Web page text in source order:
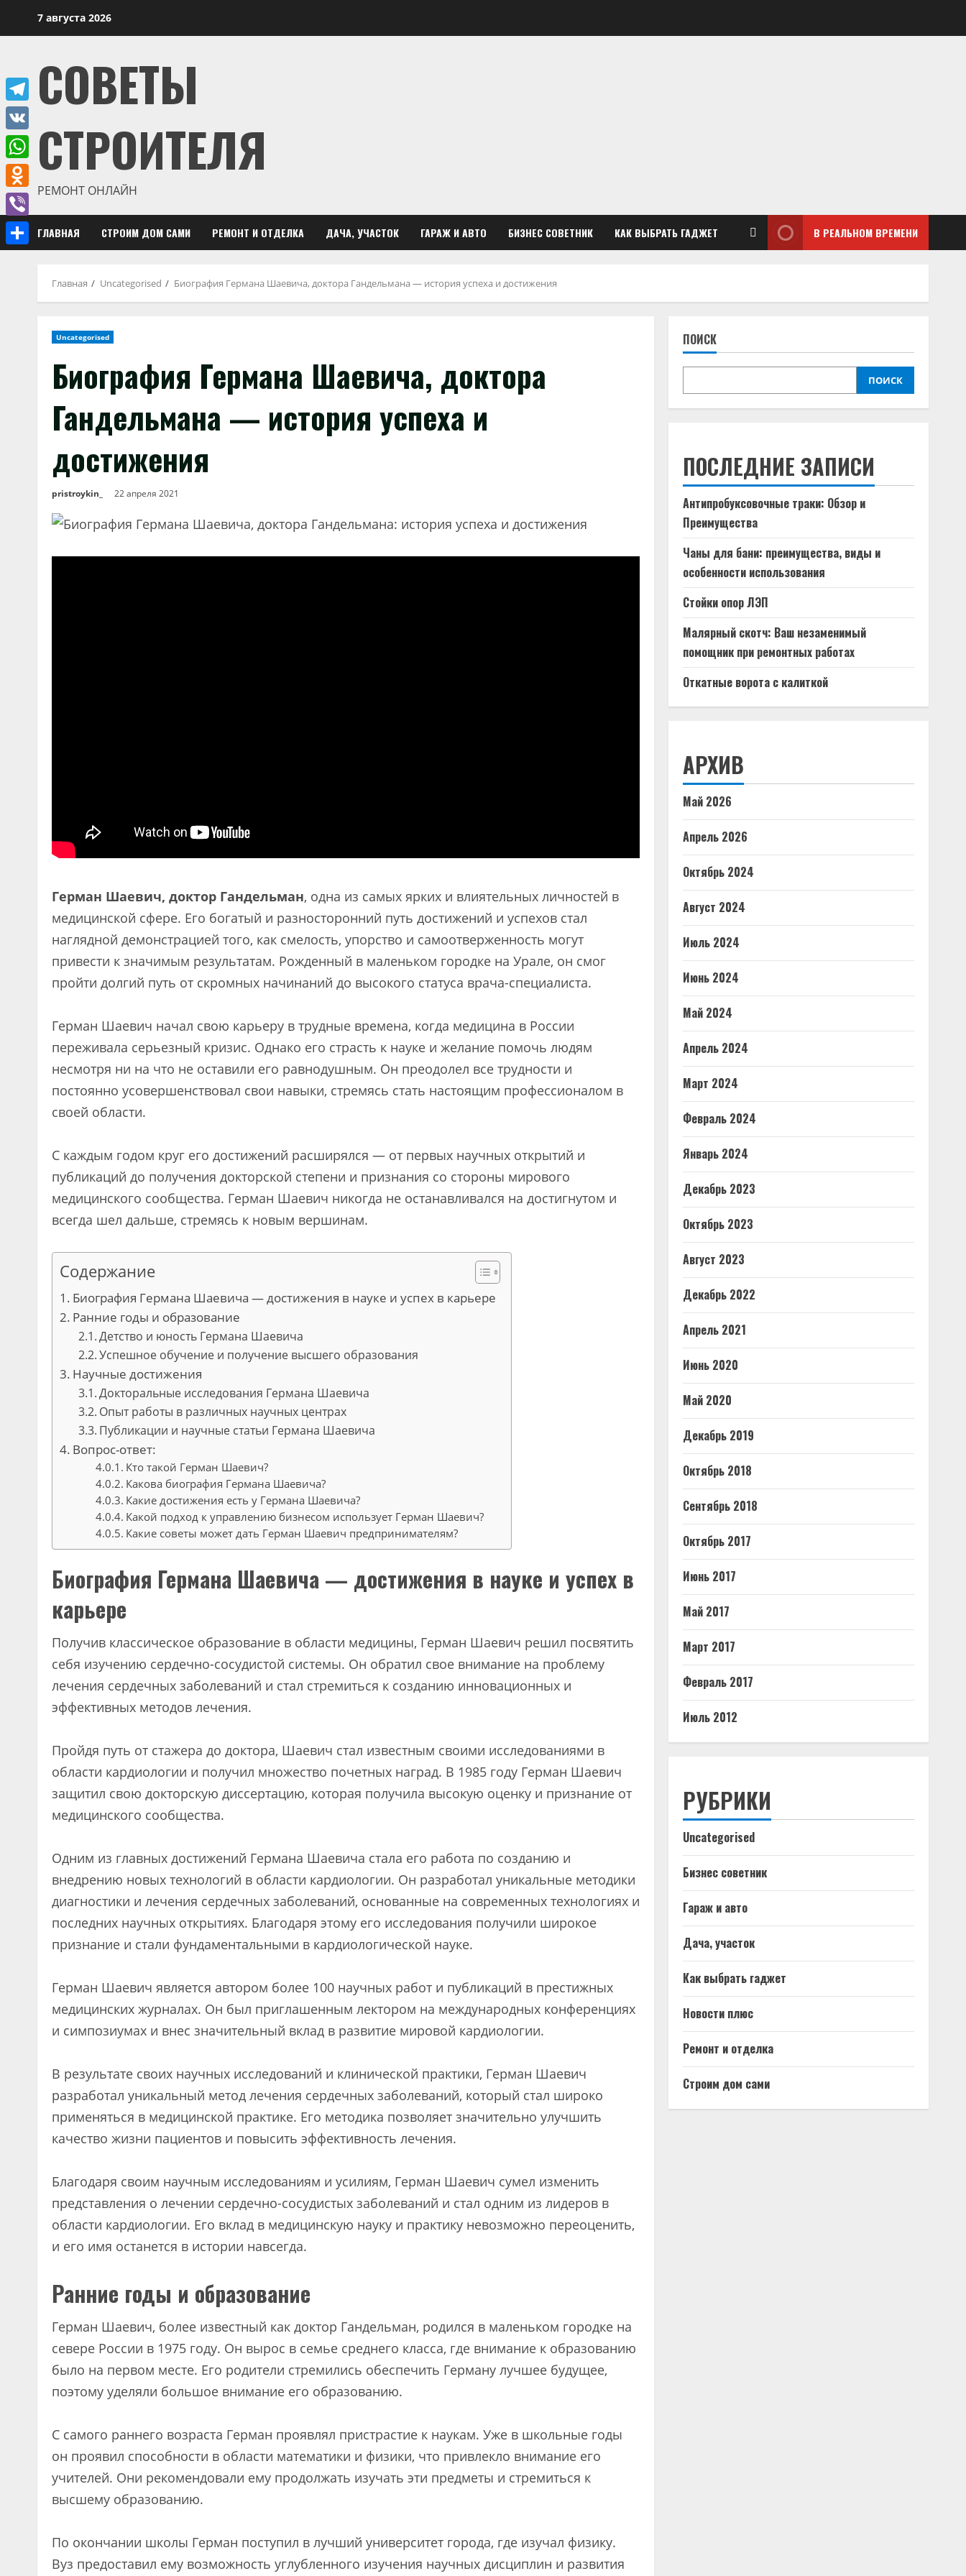
7 августа 2026
СОВЕТЫ
СТРОИТЕЛЯ
РЕМОНТ ОНЛАЙН
ГЛАВНАЯ СТРОИМ ДОМ САМИ РЕМОНТ И ОТДЕЛКА ДАЧА, УЧАСТОК ГАРАЖ И АВТО БИЗНЕС СОВЕТНИК КАК ВЫБРАТЬ ГАДЖЕТ В РЕАЛЬНОМ ВРЕМЕНИ
Главная Uncategorised Биография Германа Шаевича, доктора Гандельмана — история успеха и достижения
Uncategorised
Биография Германа Шаевича, доктора
Гандельмана — история успеха и
достижения
pristroykin_ 22 апреля 2021
Герман Шаевич, доктор Гандельман, одна из самых ярких и влиятельных личностей в
медицинской сфере. Его богатый и разносторонний путь достижений и успехов стал
наглядной демонстрацией того, как смелость, упорство и самоотверженность могут
привести к значимым результатам. Рожденный в маленьком городке на Урале, он смог
пройти долгий путь от скромных начинаний до высокого статуса врача-специалиста.
Герман Шаевич начал свою карьеру в трудные времена, когда медицина в России
переживала серьезный кризис. Однако его страсть к науке и желание помочь людям
несмотря ни на что не оставили его равнодушным. Он преодолел все трудности и
постоянно усовершенствовал свои навыки, стремясь стать настоящим профессионалом в
своей области.
С каждым годом круг его достижений расширялся — от первых научных открытий и
публикаций до получения докторской степени и признания со стороны мирового
медицинского сообщества. Герман Шаевич никогда не останавливался на достигнутом и
всегда шел дальше, стремясь к новым вершинам.
Содержание
Биография Германа Шаевича — достижения в науке и успех в карьере
Ранние годы и образование
Детство и юность Германа Шаевича
Успешное обучение и получение высшего образования
Научные достижения
Докторальные исследования Германа Шаевича
Опыт работы в различных научных центрах
Публикации и научные статьи Германа Шаевича
Вопрос-ответ:
Кто такой Герман Шаевич?
Какова биография Германа Шаевича?
Какие достижения есть у Германа Шаевича?
Какой подход к управлению бизнесом использует Герман Шаевич?
Какие советы может дать Герман Шаевич предпринимателям?
Биография Германа Шаевича — достижения в науке и успех в
карьере
Получив классическое образование в области медицины, Герман Шаевич решил посвятить
себя изучению сердечно-сосудистой системы. Он обратил свое внимание на проблему
лечения сердечных заболеваний и стал стремиться к созданию инновационных и
эффективных методов лечения.
Пройдя путь от стажера до доктора, Шаевич стал известным своими исследованиями в
области кардиологии и получил множество почетных наград. В 1985 году Герман Шаевич
защитил свою докторскую диссертацию, которая получила высокую оценку и признание от
медицинского сообщества.
Одним из главных достижений Германа Шаевича стала его работа по созданию и
внедрению новых технологий в области кардиологии. Он разработал уникальные методики
диагностики и лечения сердечных заболеваний, основанные на современных технологиях и
последних научных открытиях. Благодаря этому его исследования получили широкое
признание и стали фундаментальными в кардиологической науке.
Герман Шаевич является автором более 100 научных работ и публикаций в престижных
медицинских журналах. Он был приглашенным лектором на международных конференциях
и симпозиумах и внес значительный вклад в развитие мировой кардиологии.
В результате своих научных исследований и клинической практики, Герман Шаевич
разработал уникальный метод лечения сердечных заболеваний, который стал широко
применяться в медицинской практике. Его методика позволяет значительно улучшить
качество жизни пациентов и повысить эффективность лечения.
Благодаря своим научным исследованиям и усилиям, Герман Шаевич сумел изменить
представления о лечении сердечно-сосудистых заболеваний и стал одним из лидеров в
области кардиологии. Его вклад в медицинскую науку и практику невозможно переоценить,
и его имя останется в истории навсегда.
Ранние годы и образование
Герман Шаевич, более известный как доктор Гандельман, родился в маленьком городке на
севере России в 1975 году. Он вырос в семье среднего класса, где внимание к образованию
было на первом месте. Его родители стремились обеспечить Герману лучшее будущее,
поэтому уделяли большое внимание его образованию.
С самого раннего возраста Герман проявлял пристрастие к наукам. Уже в школьные годы
он проявил способности в области математики и физики, что привлекло внимание его
учителей. Они рекомендовали ему продолжать изучать эти предметы и стремиться к
высшему образованию.
По окончании школы Герман поступил в лучший университет города, где изучал физику.
Вуз предоставил ему возможность углубленного изучения научных дисциплин и развития
ПОИСК
ПОИСК
ПОСЛЕДНИЕ ЗАПИСИ
Антипробуксовочные траки: Обзор и
Преимущества
Чаны для бани: преимущества, виды и
особенности использования
Стойки опор ЛЭП
Малярный скотч: Ваш незаменимый
помощник при ремонтных работах
Откатные ворота с калиткой
АРХИВ
Май 2026
Апрель 2026
Октябрь 2024
Август 2024
Июль 2024
Июнь 2024
Май 2024
Апрель 2024
Март 2024
Февраль 2024
Январь 2024
Декабрь 2023
Октябрь 2023
Август 2023
Декабрь 2022
Апрель 2021
Июнь 2020
Май 2020
Декабрь 2019
Октябрь 2018
Сентябрь 2018
Октябрь 2017
Июнь 2017
Май 2017
Март 2017
Февраль 2017
Июль 2012
РУБРИКИ
Uncategorised
Бизнес советник
Гараж и авто
Дача, участок
Как выбрать гаджет
Новости плюс
Ремонт и отделка
Строим дом сами
Telegram
VK
WhatsApp
Odnoklassniki
Viber